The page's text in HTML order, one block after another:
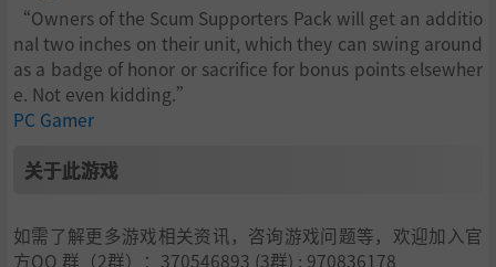
“Owners of the Scum Supporters Pack will get an additio
nal two inches on their unit, which they can swing around
as a badge of honor or sacrifice for bonus points elsewher
e. Not even kidding.”
PC Gamer
关于此游戏
如需了解更多游戏相关资讯，咨询游戏问题等，欢迎加入官
方QQ 群（2群）：370546893 (3群) : 970836178